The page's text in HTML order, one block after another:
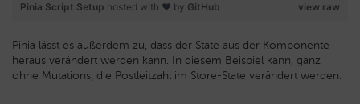
view raw
Pinia Script Setup hosted with ❤ by GitHub
Pinia lässt es außerdem zu, dass der State aus der Komponente
heraus verändert werden kann. In diesem Beispiel kann, ganz
ohne Mutations, die Postleitzahl im Store-State verändert werden.